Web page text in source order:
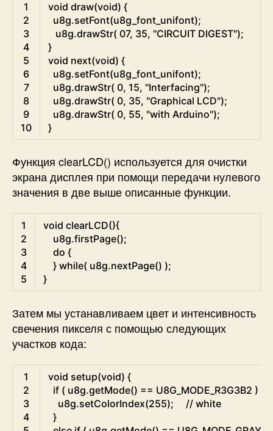
1
2
3
4
5
6
7
8
9
10
void draw(void) {
u8g.setFont(u8g_font_unifont);
u8g.drawStr( 07, 35, "CIRCUIT DIGEST");
}
void next(void) {
u8g.setFont(u8g_font_unifont);
u8g.drawStr( 0, 15, "Interfacing");
u8g.drawStr( 0, 35, "Graphical LCD");
u8g.drawStr( 0, 55, "with Arduino");
}
Функция clearLCD() используется для очистки
экрана дисплея при помощи передачи нулевого
значения в две выше описанные функции.
1
2
3
4
5
void clearLCD(){
u8g.firstPage();
do {
} while( u8g.nextPage() );
}
Затем мы устанавливаем цвет и интенсивность
свечения пикселя с помощью следующих
участков кода:
1
2
3
4
void setup(void) {
if ( u8g.getMode() == U8G_MODE R3G3B2 )
u8g.setColorIndex(255);
// white
}